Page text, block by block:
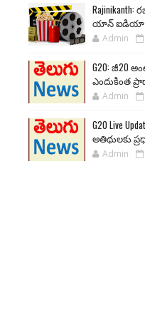
యాన్ ఐడియా
Admin
G20: జీ20
ఎందుకింత
Admin
G20 Live
అతిథులకు
Admin